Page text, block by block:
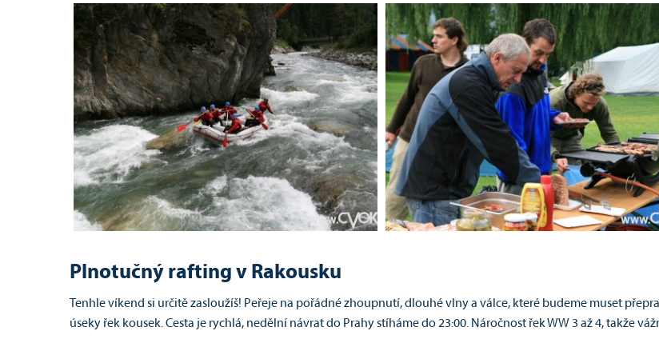
Plnotučný rafting v Rakousku
Tenhle víkend si určitě zasloužíš! Peřeje na pořádné zhoupnutí, dlouhé vlny a válce, které budeme muset
úseky řek kousek. Cesta je rychlá, nedělní návrat do Prahy stíháme do 23:00. Náročnost řek WW 3 až 4, takže